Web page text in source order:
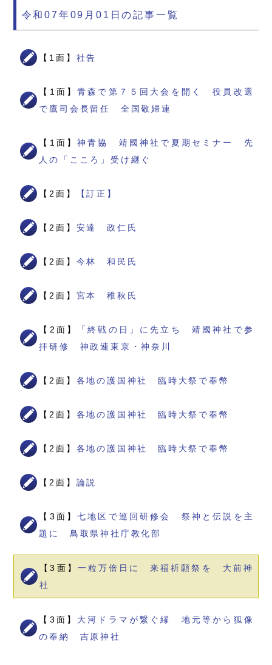
令和07年09月01日の記事一覧
【1面】 社告
【1面】青森で第７５回大会を開く 役員改選
で鷹司会長留任 全国敬婦連
【1面】神青協 靖國神社で夏期セミナー 先
人の「こころ」受け継ぐ
【2面】 【訂正】
【2面】 安達 政仁氏
【2面】 今林 和民氏
【2面】 宮本 稚秋氏
【2面】
「終戦の日」に先立ち 靖國神社で参
拝研修 神政連東京・神奈川
【2面】 各地の護国神社 臨時大祭で奉幣
【2面】 各地の護国神社 臨時大祭で奉幣
【2面】 各地の護国神社 臨時大祭で奉幣
【2面】 論説
【3面】七地区で巡回研修会 祭神と伝説を主
題に 鳥取県神社庁教化部
【3面】 一粒万倍日に 来福祈願祭を 大前神
社
【3面】 大河ドラマが繋ぐ縁 地元等から狐像
の奉納 吉原神社